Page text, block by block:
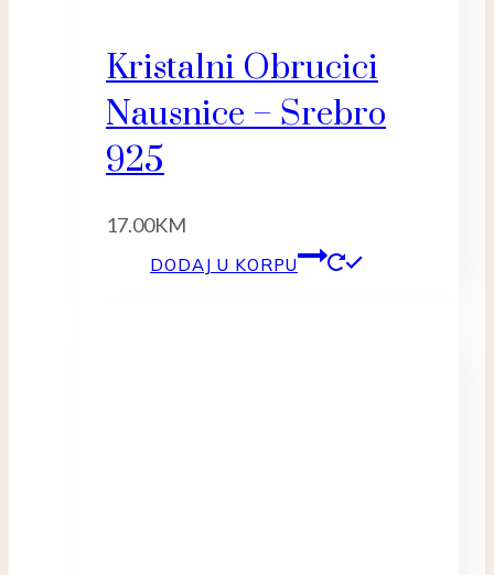
Kristalni Obrucici
Nausnice – Srebro
925
17.00KM
DODAJ U KORPU